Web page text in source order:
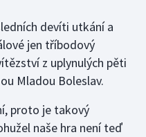
devíti utkání a
jen tříbodový
z uplynulých pěti
Mladou Boleslav.
proto je takový
naše hra není teď